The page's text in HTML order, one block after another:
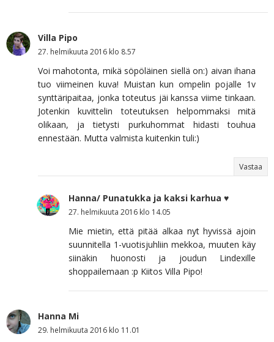
Villa Pipo
27. helmikuuta 2016 klo 8.57
Voi mahotonta, mikä söpöläinen siellä on:) aivan ihana
tuo viimeinen kuva! Muistan kun ompelin pojalle 1v
synttäripaitaa, jonka toteutus jäi kanssa viime tinkaan.
Jotenkin kuvittelin toteutuksen helpommaksi mitä
olikaan, ja tietysti purkuhommat hidasti touhua
ennestään. Mutta valmista kuitenkin tuli:)
Vastaa
Hanna/ Punatukka ja kaksi karhua ♥
27. helmikuuta 2016 klo 14.05
Mie mietin, että pitää alkaa nyt hyvissä ajoin
suunnitella 1-vuotisjuhliin mekkoa, muuten käy
siinäkin huonosti ja joudun Lindexille
shoppailemaan :p Kiitos Villa Pipo!
Hanna Mi
29. helmikuuta 2016 klo 11.01